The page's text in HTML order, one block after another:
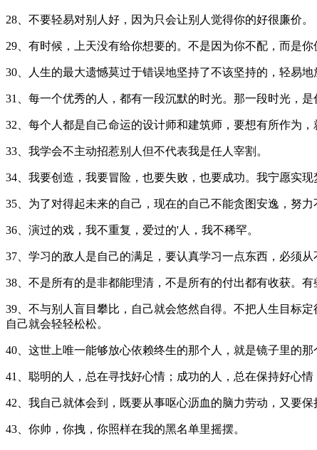
28、不要轻易对别人好，因为只会让别人觉得你的好很廉价。
29、有时候，上天没有给你想要的。不是因为你不配，而是你
30、人生的最大遗憾莫过于错误地坚持了不该坚持的，轻易地
31、每一个优秀的人，都有一段沉默的时光。那一段时光，
32、每个人都是自己命运的设计师和建筑师，要想有所作为
33、我学会不主动招惹别人但不代表我是任人宰割。
34、我要创造，我要冒险，也要失败，也要成功。我宁愿实现
35、为了对得起未来的自己，现在的自己不能贪图安逸，努
36、演过的戏，我不重复，爱过的'人，我不稀罕。
37、学习的敌人是自己的满足，要认真学习一点东西，必须从
38、不是所有的是非都能理清，不是所有的付出都有收获。
39、不与别人盲目攀比，自己就会悠然自得。不把人生目标
自己就会轻轻松松。
40、这世上唯一能够放心依赖终生的那个人，就是镜子里的那
41、聪明的人，总在寻找好心情；成功的人，总在保持好心
42、我自己就体会到，既要从事呕心沥血的脑力劳动，又要
43、你帅，你拽，你照样在我的黑名单里摇摆。